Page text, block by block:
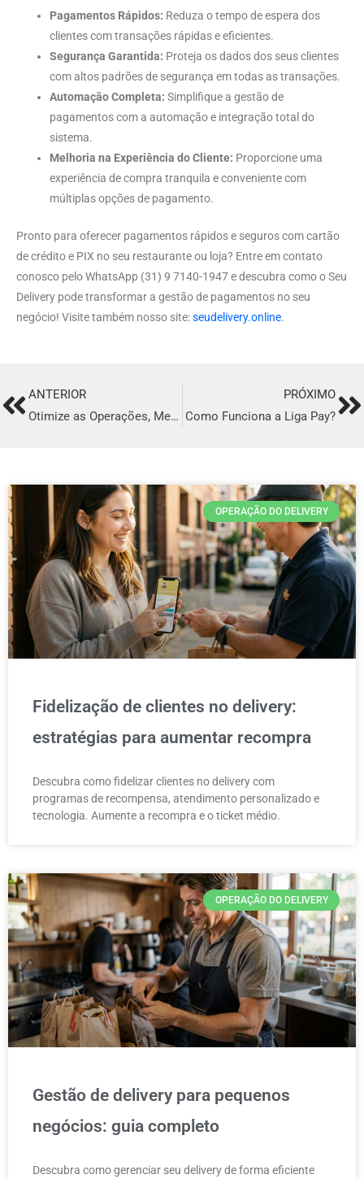
Pagamentos Rápidos: Reduza o tempo de espera dos
clientes com transações rápidas e eficientes.
Segurança Garantida: Proteja os dados dos seus clientes
com altos padrões de segurança em todas as transações.
Automação Completa: Simplifique a gestão de
pagamentos com a automação e integração total do
sistema.
Melhoria na Experiência do Cliente: Proporcione uma
experiência de compra tranquila e conveniente com
múltiplas opções de pagamento.
Pronto para oferecer pagamentos rápidos e seguros com cartão
de crédito e PIX no seu restaurante ou loja? Entre em contato
conosco pelo WhatsApp (31) 9 7140-1947 e descubra como o Seu
Delivery pode transformar a gestão de pagamentos no seu
negócio! Visite também nosso site:seudelivery.online.
PrevANTERIOR
Otimize as Operações, Melhore o Atendimento e Aumente Seus Lucros
PRÓXIMO
Como Funciona a Liga Pay?
OPERAÇÃO DO DELIVERY
Fidelização de clientes no delivery:
estratégias para aumentar recompra
Descubra como fidelizar clientes no delivery com
programas de recompensa, atendimento personalizado e
tecnologia. Aumente a recompra e o ticket médio.
OPERAÇÃO DO DELIVERY
Gestão de delivery para pequenos
negócios: guia completo
Descubra como gerenciar seu delivery de forma eficiente